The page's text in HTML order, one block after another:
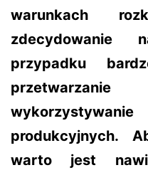
warunkach
zdecydowanie
przypadku
produkcyjnych.
warto jest